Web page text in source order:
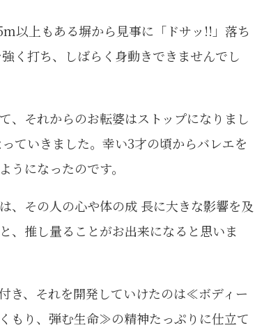
以上もある塀から見事に「ドサッ!!」落ち
く打ち、しばらく身動きできませんでし
、それからのお転婆はストップになりまし
ていきました。幸い3才の頃からバレエを
になったのです。
、その人の心や体の成 長に大きな影響を及
、推し量ることがお出来になると思いま
き、それを開発していけたのは≪ボディー
もり、弾む生命≫の精神たっぷりに仕立て